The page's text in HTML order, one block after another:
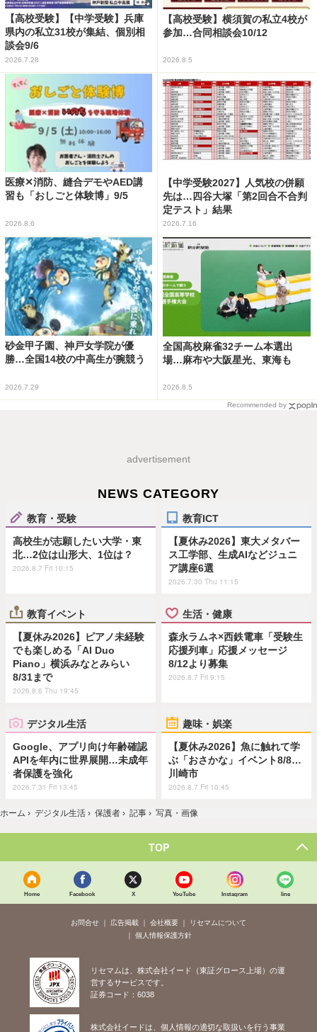
【高校受験】【中学受験】兵庫
県内の私立31校が集結、個別相
談会9/6
2026.7.28
【高校受験】横須賀の私立4校が
参加…合同相談会10/12
2026.8.5
医療✕消防、縫合デモやAED講
習も「おしごと体験博」9/5
2026.8.6
【中学受験2027】人気校の併願
先は…四谷大塚「第2回合不合判
定テスト」結果
2026.7.16
砂金甲子園、神戸女学院が優
勝…全国14校の中高生が腕競う
2026.7.29
全国高校麻雀32チーム本選出
場…麻布や大阪星光、東海も
2026.8.5
Recommended by
advertisement
NEWS CATEGORY
教育・受験
高校生が志願したい大学・東
北…2位は山形大、1位は？
2026.8.7 Fri 10:15
教育ICT
【夏休み2026】東大メタバー
ス工学部、生成AIなどジュニ
ア講座6選
2026.7.30 Thu 11:15
教育イベント
【夏休み2026】ピアノ未経験
でも楽しめる「AI Duo
Piano」横浜みなとみらい
8/31まで
2026.8.6 Thu 19:45
生活・健康
森永ラムネ×西鉄電車「受験生
応援列車」応援メッセージ
8/12より募集
2026.8.7 Fri 9:15
デジタル生活
Google、アプリ向け年齢確認
APIを年内に世界展開…未成年
者保護を強化
2026.7.31 Fri 13:45
趣味・娯楽
【夏休み2026】魚に触れて学
ぶ「おさかな」イベント8/8…
川崎市
2026.8.7 Fri 10:45
ホーム › デジタル生活 › 保護者 › 記事 › 写真・画像
TOP
Home Facebook X YouTube Instagram line
お問合せ 広告掲載 会社概要
リセマムについて
個人情報保護方針
リセマムは、株式会社イード（東証グロース上場）の運
営するサービスです。
証券コード：6038
株式会社イードは、個人情報の適切な取扱いを行う事業